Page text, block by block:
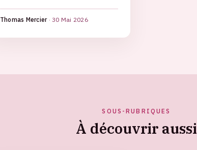
Thomas Mercier ·30 Mai 2026
SOUS-RUBRIQUES
À découvrir aussi